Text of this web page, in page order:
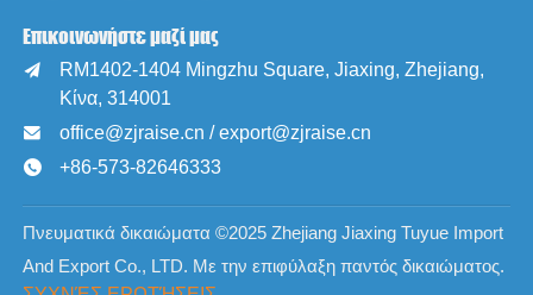
Επικοινωνήστε μαζί μας

RM1402-1404 Mingzhu Square, Jiaxing, Zhejiang,
Κίνα, 314001
 office@zjraise.cn / export@zjraise.cn
 +86-573-82646333
Πνευματικά δικαιώματα ©2025 Zhejiang Jiaxing Tuyue Import
And Export Co., LTD. Με την επιφύλαξη παντός δικαιώματος.